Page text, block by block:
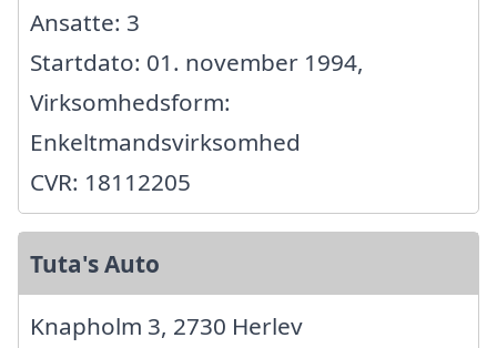
Ansatte: 3
Startdato: 01. november 1994,
Virksomhedsform:
Enkeltmandsvirksomhed
CVR: 18112205
Tuta's Auto
Knapholm 3, 2730 Herlev